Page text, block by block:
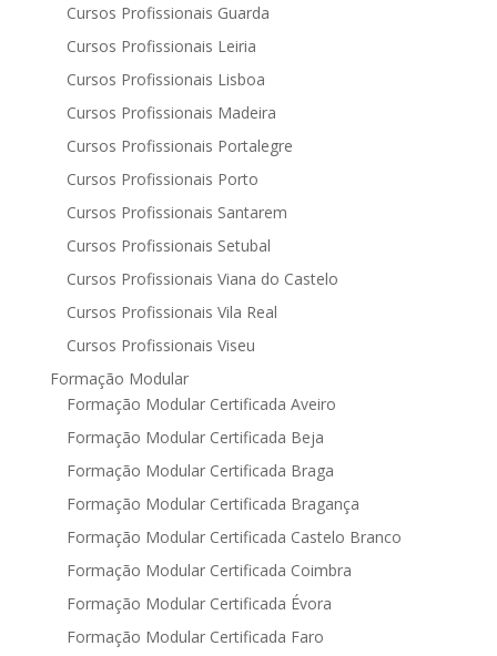
Cursos Profissionais Guarda
Cursos Profissionais Leiria
Cursos Profissionais Lisboa
Cursos Profissionais Madeira
Cursos Profissionais Portalegre
Cursos Profissionais Porto
Cursos Profissionais Santarem
Cursos Profissionais Setubal
Cursos Profissionais Viana do Castelo
Cursos Profissionais Vila Real
Cursos Profissionais Viseu
Formação Modular
Formação Modular Certificada Aveiro
Formação Modular Certificada Beja
Formação Modular Certificada Braga
Formação Modular Certificada Bragança
Formação Modular Certificada Castelo Branco
Formação Modular Certificada Coimbra
Formação Modular Certificada Évora
Formação Modular Certificada Faro